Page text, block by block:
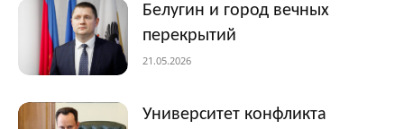
Белугин и город вечных
перекрытий
21.05.2026
Университет конфликта